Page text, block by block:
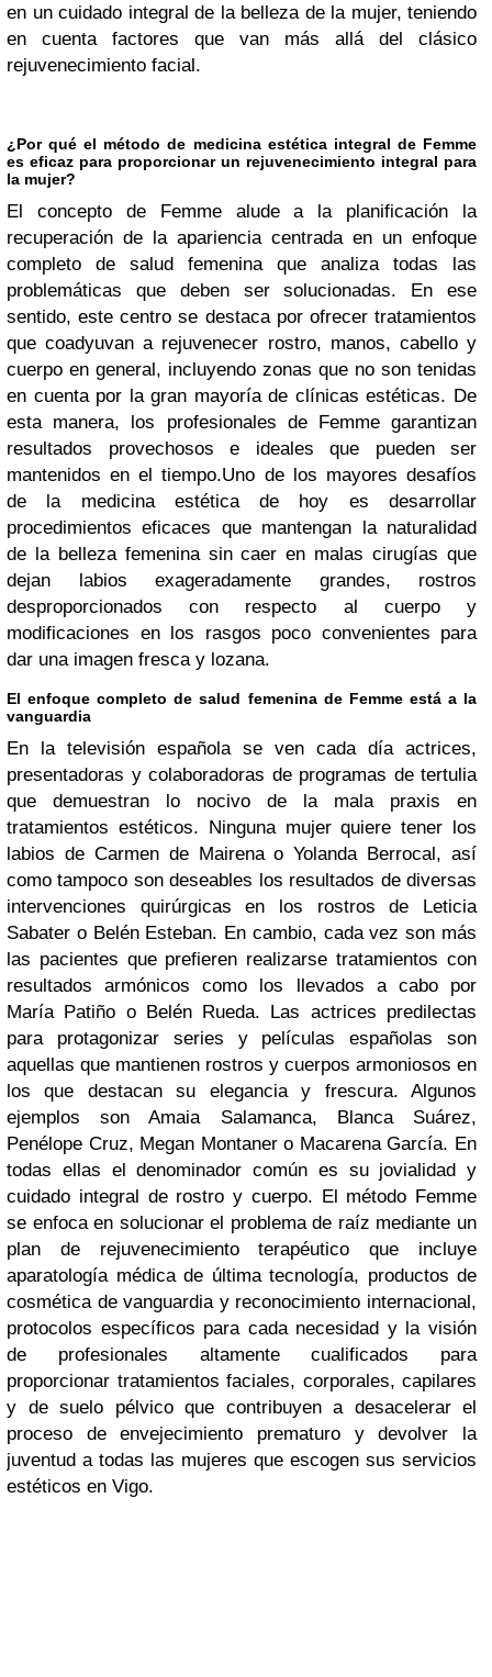
en un cuidado integral de la belleza de la mujer, teniendo
en cuenta factores que van más allá del clásico
rejuvenecimiento facial.
¿Por qué el método de medicina estética integral de Femme
es eficaz para proporcionar un rejuvenecimiento integral para
la mujer?
El concepto de Femme alude a la planificación la
recuperación de la apariencia centrada en un enfoque
completo de salud femenina que analiza todas las
problemáticas que deben ser solucionadas. En ese
sentido, este centro se destaca por ofrecer tratamientos
que coadyuvan a rejuvenecer rostro, manos, cabello y
cuerpo en general, incluyendo zonas que no son tenidas
en cuenta por la gran mayoría de clínicas estéticas. De
esta manera, los profesionales de Femme garantizan
resultados provechosos e ideales que pueden ser
mantenidos en el tiempo.Uno de los mayores desafíos
de la medicina estética de hoy es desarrollar
procedimientos eficaces que mantengan la naturalidad
de la belleza femenina sin caer en malas cirugías que
dejan labios exageradamente grandes, rostros
desproporcionados con respecto al cuerpo y
modificaciones en los rasgos poco convenientes para
dar una imagen fresca y lozana.
El enfoque completo de salud femenina de Femme está a la
vanguardia
En la televisión española se ven cada día actrices,
presentadoras y colaboradoras de programas de tertulia
que demuestran lo nocivo de la mala praxis en
tratamientos estéticos. Ninguna mujer quiere tener los
labios de Carmen de Mairena o Yolanda Berrocal, así
como tampoco son deseables los resultados de diversas
intervenciones quirúrgicas en los rostros de Leticia
Sabater o Belén Esteban. En cambio, cada vez son más
las pacientes que prefieren realizarse tratamientos con
resultados armónicos como los llevados a cabo por
María Patiño o Belén Rueda. Las actrices predilectas
para protagonizar series y películas españolas son
aquellas que mantienen rostros y cuerpos armoniosos en
los que destacan su elegancia y frescura. Algunos
ejemplos son Amaia Salamanca, Blanca Suárez,
Penélope Cruz, Megan Montaner o Macarena García. En
todas ellas el denominador común es su jovialidad y
cuidado integral de rostro y cuerpo. El método Femme
se enfoca en solucionar el problema de raíz mediante un
plan de rejuvenecimiento terapéutico que incluye
aparatología médica de última tecnología, productos de
cosmética de vanguardia y reconocimiento internacional,
protocolos específicos para cada necesidad y la visión
de profesionales altamente cualificados para
proporcionar tratamientos faciales, corporales, capilares
y de suelo pélvico que contribuyen a desacelerar el
proceso de envejecimiento prematuro y devolver la
juventud a todas las mujeres que escogen sus servicios
estéticos en Vigo.